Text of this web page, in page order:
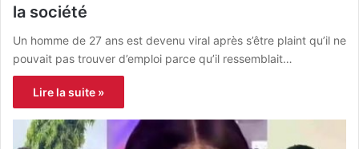
la société
Un homme de 27 ans est devenu viral après s’être plaint qu’il ne
pouvait pas trouver d’emploi parce qu’il ressemblait…
Lire la suite »